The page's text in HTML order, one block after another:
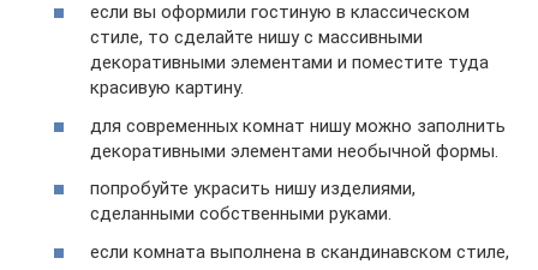
если вы оформили гостиную в классическом
стиле, то сделайте нишу с массивными
декоративными элементами и поместите туда
красивую картину.
для современных комнат нишу можно заполнить
декоративными элементами необычной формы.
попробуйте украсить нишу изделиями,
сделанными собственными руками.
если комната выполнена в скандинавском стиле,